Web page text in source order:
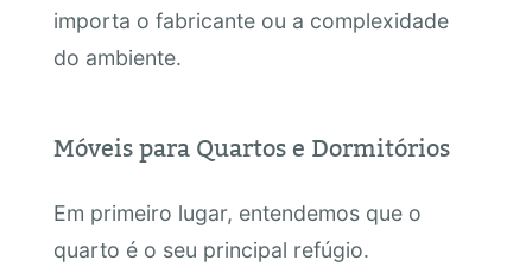
importa o fabricante ou a complexidade
do ambiente.
Móveis para Quartos e Dormitórios
Em primeiro lugar, entendemos que o
quarto é o seu principal refúgio.